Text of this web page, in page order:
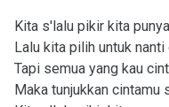
Kita s'lalu pikir kita
Lalu kita pilih untuk nanti
Tapi semua yang kau
Maka tunjukkan cintamu